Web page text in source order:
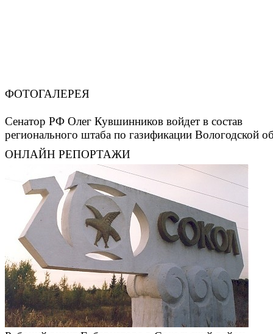
ФОТОГАЛЕРЕЯ
Сенатор РФ Олег Кувшинников войдет в состав
регионального штаба по газификации Вологодской
ОНЛАЙН РЕПОРТАЖИ